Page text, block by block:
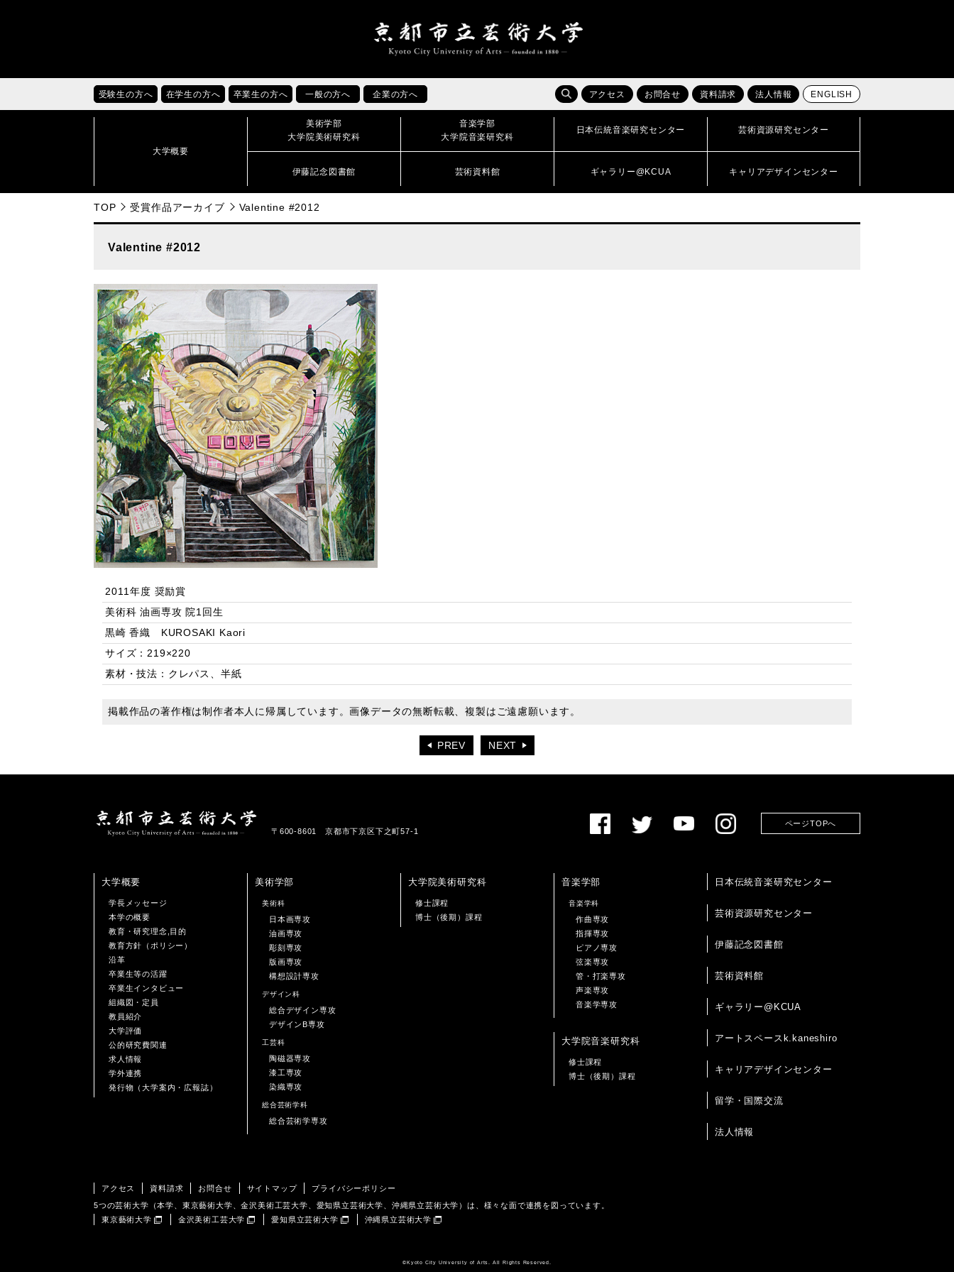
受験生の方へ 在学生の方へ 卒業生の方へ 一般の方へ 企業の方へ アクセス お問合せ 資料請求 法人情報 ENGLISH
大学概要
美術学部
大学院美術研究科
音楽学部
大学院音楽研究科
日本伝統音楽研究センター 芸術資源研究センター
伊藤記念図書館 芸術資料館 ギャラリー@KCUA キャリアデザインセンター
TOP 受賞作品アーカイブ Valentine #2012
Valentine #2012
2011年度 奨励賞
美術科 油画専攻 院1回生
黒崎 香織 KUROSAKI Kaori
サイズ：219×220
素材・技法：クレパス、半紙
掲載作品の著作権は制作者本人に帰属しています。画像データの無断転載、複製はご遠慮願います。
PREV NEXT
〒600-8601 京都市下京区下之町57-1
ページTOPへ
大学概要
学長メッセージ
本学の概要
教育・研究理念,目的
教育方針（ポリシー）
沿革
卒業生等の活躍
卒業生インタビュー
組織図・定員
教員紹介
大学評価
公的研究費関連
求人情報
学外連携
発行物（大学案内・広報誌）
美術学部
美術科
日本画専攻
油画専攻
彫刻専攻
版画専攻
構想設計専攻
デザイン科
総合デザイン専攻
デザインB専攻
工芸科
陶磁器専攻
漆工専攻
染織専攻
総合芸術学科
総合芸術学専攻
大学院美術研究科
修士課程
博士（後期）課程
音楽学部
音楽学科
作曲専攻
指揮専攻
ピアノ専攻
弦楽専攻
管・打楽専攻
声楽専攻
音楽学専攻
大学院音楽研究科
修士課程
博士（後期）課程
日本伝統音楽研究センター
芸術資源研究センター
伊藤記念図書館
芸術資料館
ギャラリー@KCUA
アートスペースk.kaneshiro
キャリアデザインセンター
留学・国際交流
法人情報
アクセス 資料請求 お問合せ サイトマップ
プライバシーポリシー
5つの芸術大学（本学、東京藝術大学、金沢美術工芸大学、愛知県立芸術大学、沖縄県立芸術大学）は、様々な面で連携を図っています。
東京藝術大学
金沢美術工芸大学 愛知県立芸術大学 沖縄県立芸術大学
©️Kyoto City University of Arts. All Rights Reserved.